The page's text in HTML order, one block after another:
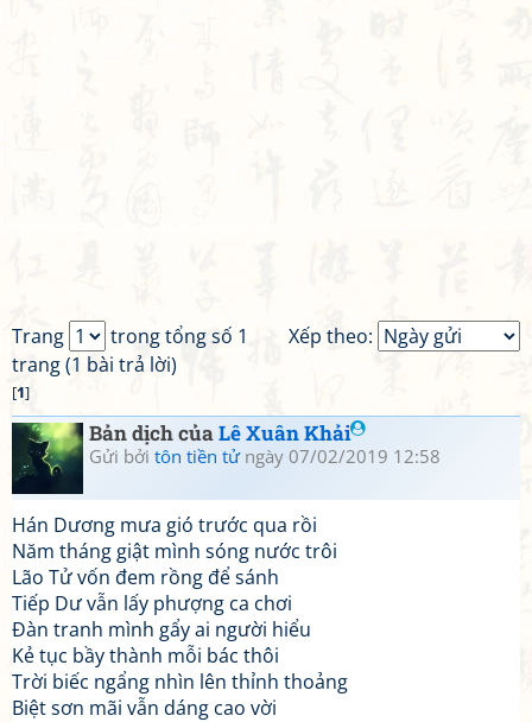
Xếp theo:
Trang
trong tổng số 1
trang (1 bài trả lời)
[1]
Bản dịch củaLê Xuân Khải
Gửi bởi tôn tiền tửngày 07/02/2019 12:58
Hán Dương mưa gió trước qua rồi
Năm tháng giật mình sóng nước trôi
Lão Tử vốn đem rồng để sánh
Tiếp Dư vẫn lấy phượng ca chơi
Đàn tranh mình gẩy ai người hiểu
Kẻ tục bầy thành mỗi bác thôi
Trời biếc ngẩng nhìn lên thỉnh thoảng
Biệt sơn mãi vẫn dáng cao vời